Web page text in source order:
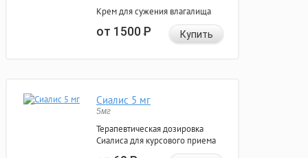
Крем для сужения влагалища
от 1500Р Купить
Сиалис 5 мг
5мг
Терапевтическая дозировка
Сиалиса для курсового приема